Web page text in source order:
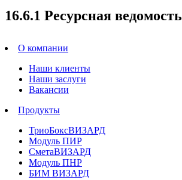
16.6.1 Ресурсная ведомость
О компании
Наши клиенты
Наши заслуги
Вакансии
Продукты
ТриоБоксВИЗАРД
Модуль ПИР
СметаВИЗАРД
Модуль ПНР
БИМ ВИЗАРД